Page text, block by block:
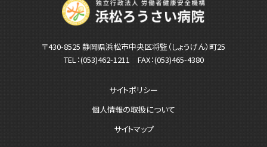
〒430-8525 静岡県浜松市中央区将監（しょうげん）町25
TEL：(053)462-1211 FAX：(053)465-4380
サイトポリシー
個人情報の取扱について
サイトマップ